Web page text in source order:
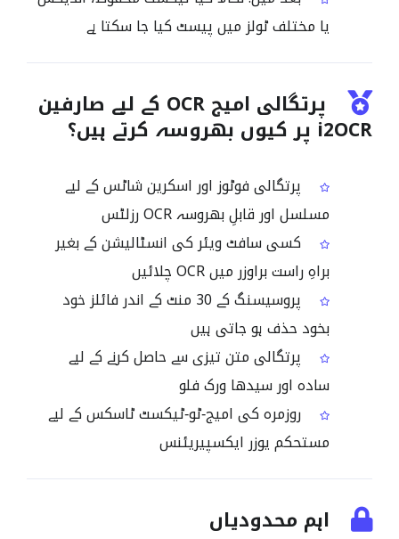
یا مختلف ٹولز میں پیسٹ کیا جا سکتا ہے
پرتگالی امیج OCR کے لیے صارفین
i2OCR پر کیوں بھروسہ کرتے ہیں؟
پرتگالی فوٹوز اور اسکرین شاٹس کے لیے
مسلسل اور قابلِ بھروسہ OCR رزلٹس
کسی سافٹ ویئر کی انسٹالیشن کے بغیر
براہِ راست براوزر میں OCR چلائیں
پروسیسنگ کے 30 منٹ کے اندر فائلز خود
بخود حذف ہو جاتی ہیں
پرتگالی متن تیزی سے حاصل کرنے کے لیے
سادہ اور سیدھا ورک فلو
روزمرہ کی امیج‑ٹو‑ٹیکسٹ ٹاسکس کے لیے
مستحکم یوزر ایکسپیریئنس
اہم محدودیاں